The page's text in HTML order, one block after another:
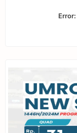
Error: